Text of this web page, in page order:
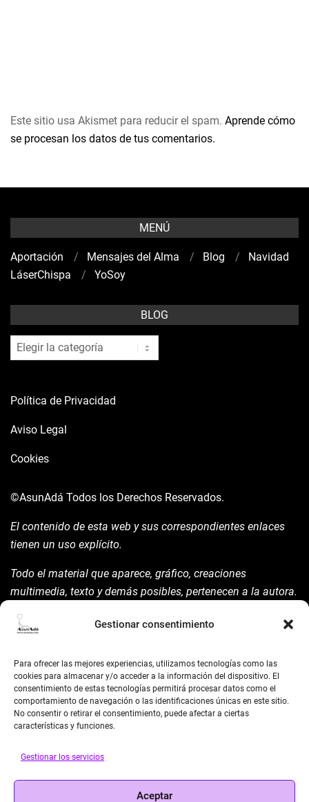
Gestionar consentimiento
Para ofrecer las mejores experiencias, utilizamos tecnologías como las
cookies para almacenar y/o acceder a la información del dispositivo. El
consentimiento de estas tecnologías permitirá procesar datos como el
comportamiento de navegación o las identificaciones únicas en este sitio.
No consentir o retirar el consentimiento, puede afectar a ciertas
características y funciones.
Gestionar los servicios
Aceptar
Este sitio usa Akismet para reducir el spam. Aprende cómo
se procesan los datos de tus comentarios.
MENÚ
Aportación Mensajes del Alma Blog
Navidad
LáserChispa
YoSoy
BLOG
blog
Política de Privacidad
Aviso Legal
Cookies
©AsunAdá Todos los Derechos Reservados.
El contenido de esta web y sus correspondientes enlaces
tienen un uso explícito.
Todo el material que aparece, gráfico, creaciones
multimedia, texto y demás posibles, pertenecen a la autora.
la mism para ello.
©AsunAdá ​Gracias.